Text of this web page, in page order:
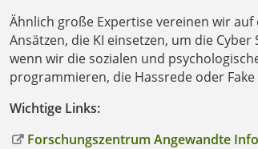
Ähnlich große Expertise vereinen wir
Ansätzen, die KI einsetzen, um die
wenn wir die sozialen und
programmieren, die Hassrede oder
Wichtige Links:
Forschungszentrum Angewandte